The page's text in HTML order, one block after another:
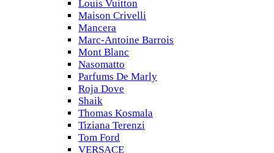
Louis Vuitton
Maison Crivelli
Mancera
Marc-Antoine Barrois
Mont Blanc
Nasomatto
Parfums De Marly
Roja Dove
Shaik
Thomas Kosmala
Tiziana Terenzi
Tom Ford
VERSACE